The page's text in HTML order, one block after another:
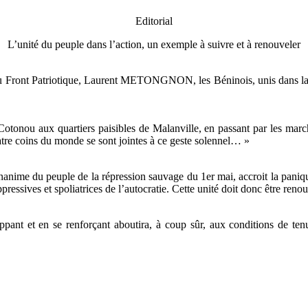
Editorial
L’unité du peuple dans l’action, un exemple à suivre et à renouveler
Patriotique, Laurent METONGNON, les Béninois, unis dans
aux quartiers paisibles de Malanville, en passant par les
coins du monde se sont jointes à ce geste solennel… »
du peuple de la répression sauvage du 1er mai, accroit la
et spoliatrices de l’autocratie. Cette unité doit donc être
et en se renforçant aboutira, à coup sûr, aux conditions de